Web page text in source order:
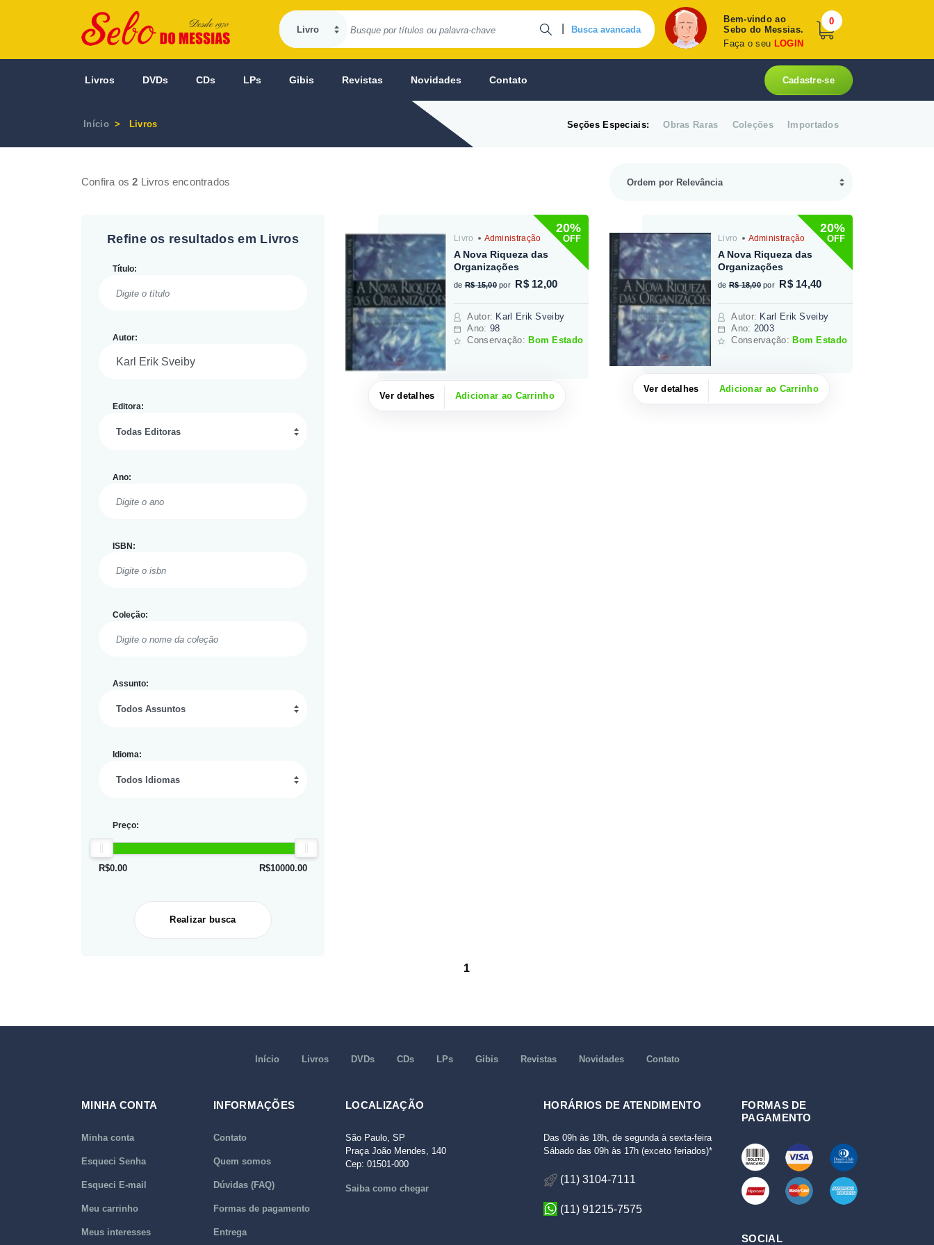
Busca avancada
Bem-vindo ao
Sebo do Messias.
Faça o seu LOGIN
0
Livros DVDs CDs LPs Gibis Revistas Novidades Contato Cadastre-se
Início Livros Seções Especiais: Obras Raras Coleções Importados
Confira os2 Livros encontrados
Refine os resultados em Livros
Título:
Autor:
Editora:
Ano:
ISBN:
Coleção:
Assunto:
Idioma:
Preço:
R$0.00 R$10000.00
20%
OFF
Livro Administração
A Nova Riqueza das
Organizações
de R$ 15,00 por R$ 12,00
Autor: Karl Erik Sveiby
Ano: 98
Conservação: Bom Estado
Ver detalhes Adicionar ao Carrinho
20%
OFF
Livro Administração
A Nova Riqueza das
Organizações
de R$ 18,00 por R$ 14,40
Autor: Karl Erik Sveiby
Ano: 2003
Conservação: Bom Estado
Ver detalhes Adicionar ao Carrinho
1
Início Livros DVDs CDs LPs Gibis Revistas Novidades Contato
MINHA CONTA
Minha conta
Esqueci Senha
Esqueci E-mail
Meu carrinho
Meus interesses
INFORMAÇÕES
Contato
Quem somos
Dúvidas (FAQ)
Formas de pagamento
Entrega
LOCALIZAÇÃO
São Paulo, SP
Praça João Mendes, 140
Cep: 01501-000
Saiba como chegar
HORÁRIOS DE ATENDIMENTO
Das 09h às 18h, de segunda à sexta-feira
Sábado das 09h às 17h (exceto feriados)*
(11) 3104-7111
(11) 91215-7575
FORMAS DE
PAGAMENTO
SOCIAL